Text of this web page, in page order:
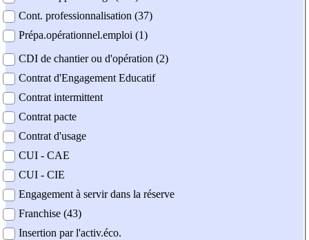
Cont. professionnalisation (37)
Prépa.opérationnel.emploi (1)
CDI de chantier ou d'opération (2)
Contrat d'Engagement Educatif
Contrat intermittent
Contrat pacte
Contrat d'usage
CUI - CAE
CUI - CIE
Engagement à servir dans la réserve
Franchise (43)
Insertion par l'activ.éco.